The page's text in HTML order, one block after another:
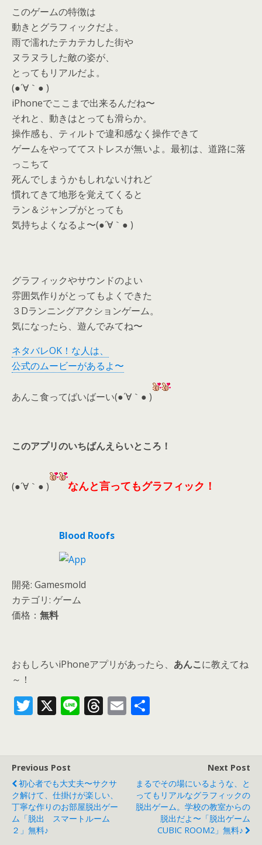
このゲームの特徴は
動きとグラフィックだよ。
雨で濡れたテカテカした街や
ヌラヌラした敵の姿が、
とってもリアルだよ。
(●´∀｀● )
iPhoneでここまで出来るんだね〜
それと、動きはとっても滑らか。
操作感も、ティルトで違和感なく操作できて
ゲームをやっててストレスが無いよ。最初は、道路に落
っこちて
死んでしまうかもしれないけれど
慣れてきて地形を覚えてくると
ラン＆ジャンプがとっても
気持ちよくなるよ〜(●´∀｀● )
グラフィックやサウンドのよい
雰囲気作りがとってもよくできた
３Dランニングアクションゲーム。
気になったら、遊んでみてね〜
ネタバレOK！な人は、
公式のムービーがあるよ〜
あんこ食ってばいばーい(●´∀｀● )
このアプリのいちばんえらいところ！
(●´∀｀● ) なんと言ってもグラフィック！
Blood Roofs
開発: Gamesmold
カテゴリ: ゲーム
価格： 無料
おもしろいiPhoneアプリがあったら、 あんこに教えてね
～！
T
er
X Li T
d
s
E
Previous Post
初心者でも大丈夫〜サクサ
ク解けて、仕掛けが楽しい、
丁寧な作りのお部屋脱出ゲー
ム「脱出 スマートルーム
２」無料♪
Next Post
まるでその場にいるような、と
ってもリアルなグラフィックの
脱出ゲーム。学校の教室からの
脱出だよ〜「脱出ゲーム
CUBIC ROOM2」無料♪